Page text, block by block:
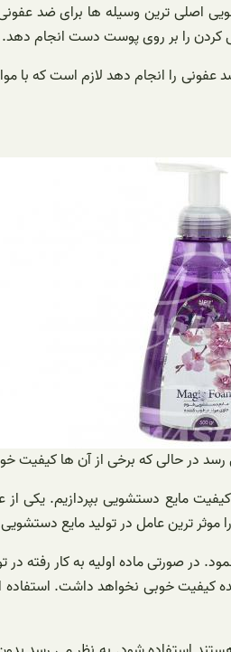
اصلی ترین وسیله ها برای ضد
کردن را بر روی پوست دست انجام دهد.
عفونی را انجام دهد لازم است که
در حالی که برخی از آن ها کیفیت
مایع دستشویی بپردازیم. یکی
ترین عامل در تولید مایع دستشویی
صورتی ماده اولیه به کار رفته در
کیفیت خوبی نخواهد داشت.